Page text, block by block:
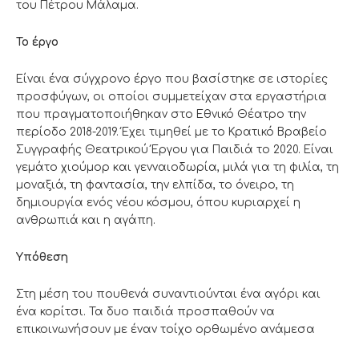
του Πέτρου Μάλαμα.
Το έργο
Είναι ένα σύγχρονο έργο που βασίστηκε σε ιστορίες
προσφύγων, οι οποίοι συμμετείχαν στα εργαστήρια
που πραγματοποιήθηκαν στο Εθνικό Θέατρο την
περίοδο 2018-2019. Έχει τιμηθεί με το Κρατικό Βραβείο
Συγγραφής Θεατρικού Έργου για Παιδιά το 2020. Είναι
γεμάτο χιούμορ και γενναιοδωρία, μιλά για τη φιλία, τη
μοναξιά, τη φαντασία, την ελπίδα, το όνειρο, τη
δημιουργία ενός νέου κόσμου, όπου κυριαρχεί η
ανθρωπιά και η αγάπη.
Υπόθεση
Στη μέση του πουθενά συναντιούνται ένα αγόρι και
ένα κορίτσι. Τα δυο παιδιά προσπαθούν να
επικοινωνήσουν με έναν τοίχο ορθωμένο ανάμεσα